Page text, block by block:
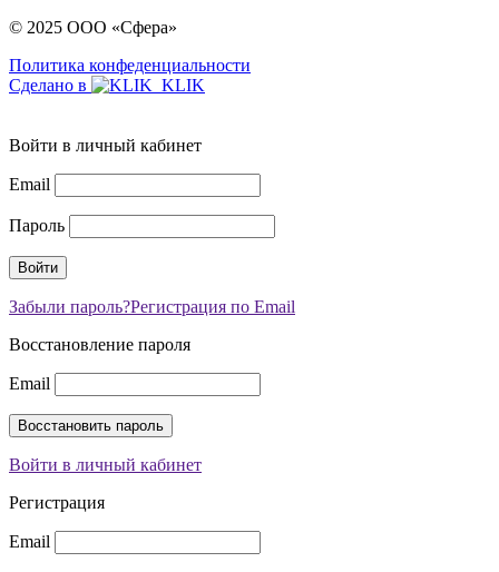
© 2025 ООО «Сфера»
Политика конфеденциальности
Сделано в
Войти в личный кабинет
Email
Пароль
Забыли пароль?Регистрация по Email
Восстановление пароля
Email
Войти в личный кабинет
Регистрация
Email